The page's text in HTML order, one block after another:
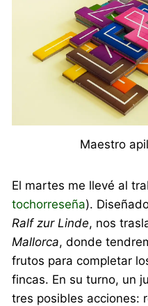
Maestro
El martes me llevé al
tochorreseña).
Ralf zur Linde, nos
Mallorca, donde
frutos para completar
fincas. En su turno, un
tres posibles acciones: